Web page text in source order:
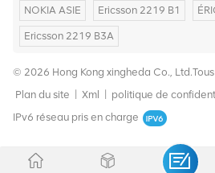
NOKIA ASIE Ericsson 2219 B1
Ericsson 2219 B3A
© 2026 Hong Kong xingheda Co.,
Plan du site
Xml politique de
IPv6 réseau pris en charge